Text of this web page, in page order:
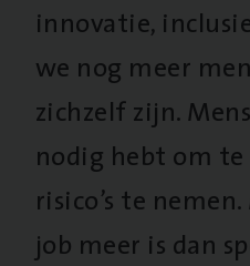
innovatie,
we nog meer
zichzelf zijn.
nodig hebt om
risico’s te
job meer is dan